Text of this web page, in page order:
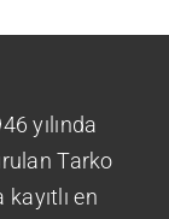
yılında
Tarko
en